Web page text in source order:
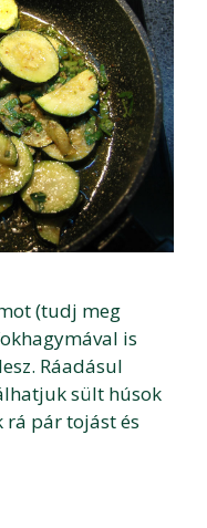
(tudj meg
is
Ráadásul
sült húsok
rá pár tojást és